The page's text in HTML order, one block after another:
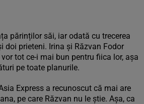
părinților săi, iar odată cu trecerea
doi prieteni. Irina și Răzvan Fodor
tot ce-i mai bun pentru fiica lor, așa
pe toate planurile.
Express a recunoscut că mai are
pe care Răzvan nu le știe. Așa, ca